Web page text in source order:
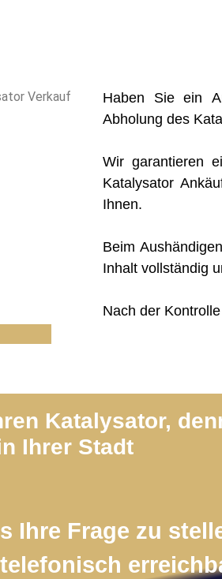
Haben Sie ein
Abholung des
Wir garantieren
Katalysator
Ihnen.
Beim
Inhalt vollständig
Nach der
Katalysator,
Ihrer Stadt
Ihre Frage zu